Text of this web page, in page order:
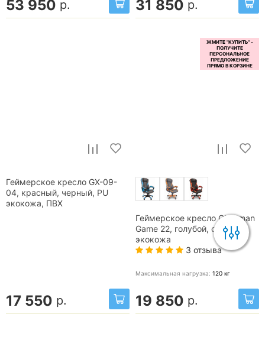
53 950 р. 31 850 р.
Геймерское кресло GX-09-
04, красный, черный, PU
экокожа, ПВХ
17 550 р.
Геймерское кресло Chairman
Game 22, голубой, серый,
экокожа
3 отзыва
Максимальная нагрузка: 120 кг
19 850 р.